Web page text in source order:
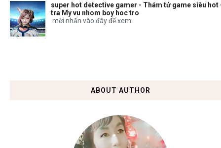
super hot detective gamer - Thám tử game siêu hot
tra My vu nhom boy hoc tro
mời nhấn vào đây để xem
ABOUT AUTHOR